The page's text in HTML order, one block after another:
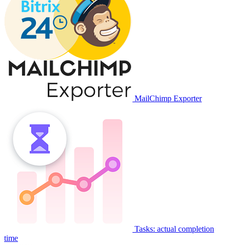
MailChimp Exporter
Tasks: actual completion
time